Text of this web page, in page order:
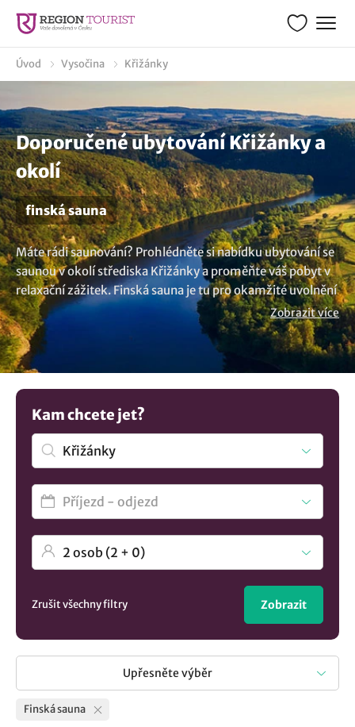
Úvod Vysočina Křižánky
Doporučené ubytování Křižánky a
okolí
finská sauna
Máte rádi saunování? Prohlédněte si nabídku ubytování se
saunou v okolí střediska Křižánky a proměňte váš pobyt v
relaxační zážitek. Finská sauna je tu pro okamžité uvolnění
a regeneraci. Pomáhá vám zbavit se stresu, napětí a
posiluje srdeční činnost s imunitním systémem. Dopřejete
vašem zdraví více energie. Potřebujete větší inspiraci? Zde
najdete ucelený výběr
ubytování v lokalitě Křižánky
Zobrazit více
Kam chcete jet?
Zrušit všechny filtry Zobrazit
Upřesněte výběr
Finská sauna